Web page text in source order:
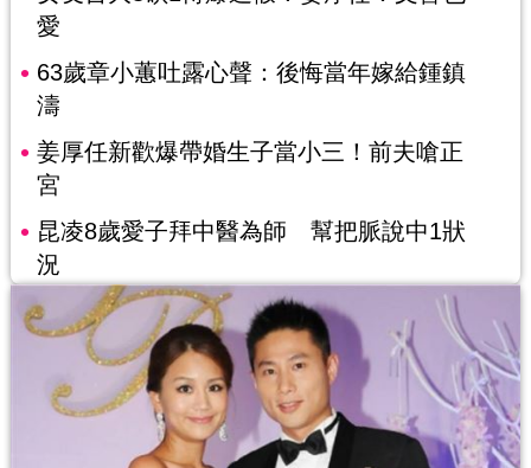
愛
63歲章小蕙吐露心聲：後悔當年嫁給鍾鎮
濤
姜厚任新歡爆帶婚生子當小三！前夫嗆正
宮
昆凌8歲愛子拜中醫為師 幫把脈說中1狀
況